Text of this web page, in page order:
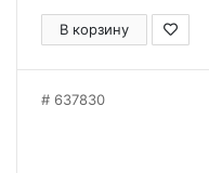
В корзину
637830